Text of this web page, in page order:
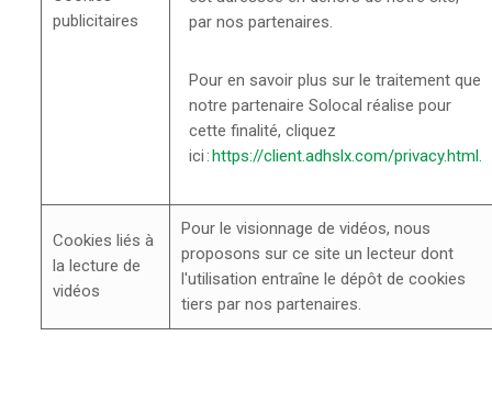
publicitaires
par nos partenaires.
Pour en savoir plus sur le traitement que
notre partenaire Solocal réalise pour
cette finalité, cliquez
ici :https://client.adhslx.com/privacy.html.
Cookies liés à
la lecture de
vidéos
Pour le visionnage de vidéos, nous
proposons sur ce site un lecteur dont
l'utilisation entraîne le dépôt de cookies
tiers par nos partenaires.